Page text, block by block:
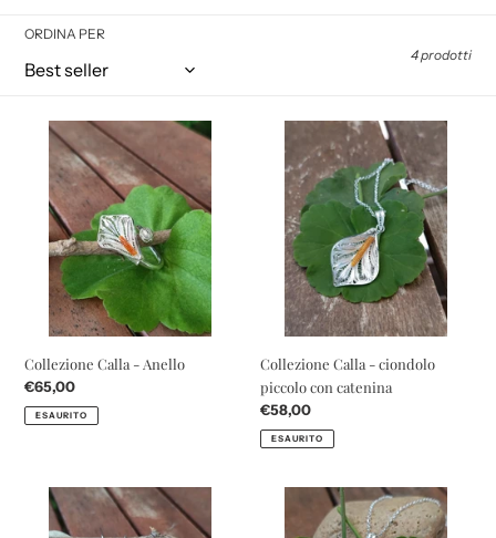
l
e
z
i
o
n
e
:
ORDINA PER
4 prodotti
Collezione
Anello
Collezione Calla - Anello
Prezzo
di
listino
€65,00
ESAURITO
Calla
ciondolo
piccolo
catenina
Collezione Calla - ciondolo
piccolo con catenina
Prezzo
di
listino
€58,00
ESAURITO
Collezione
Calla
Collezione